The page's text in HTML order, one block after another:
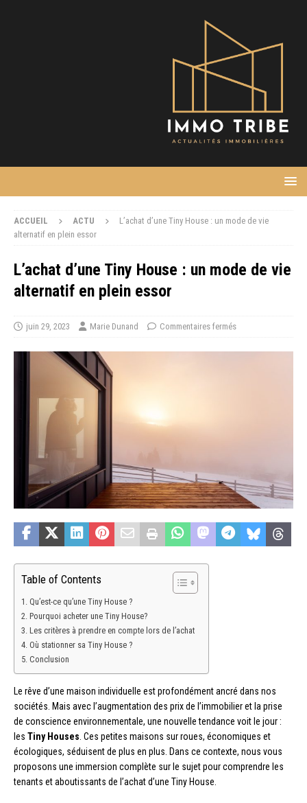
ACCUEIL ACTU
L’achat d’une Tiny House : un mode de vie
alternatif en plein essor
L’achat d’une Tiny House : un mode de vie
alternatif en plein essor
juin 29, 2023 Marie Dunand Commentaires fermés
Table of Contents
Qu’est-ce qu’une Tiny House ?
Pourquoi acheter une Tiny House?
Les critères à prendre en compte lors de l’achat
Où stationner sa Tiny House ?
Conclusion
Le rêve d’une maison individuelle est profondément ancré dans nos
sociétés. Mais avec l’augmentation des prix de l’immobilier et la prise
de conscience environnementale, une nouvelle tendance voit le jour :
les Tiny Houses . Ces petites maisons sur roues, économiques et
écologiques, séduisent de plus en plus. Dans ce contexte, nous vous
proposons une immersion complète sur le sujet pour comprendre les
tenants et aboutissants de l’achat d’une Tiny House.